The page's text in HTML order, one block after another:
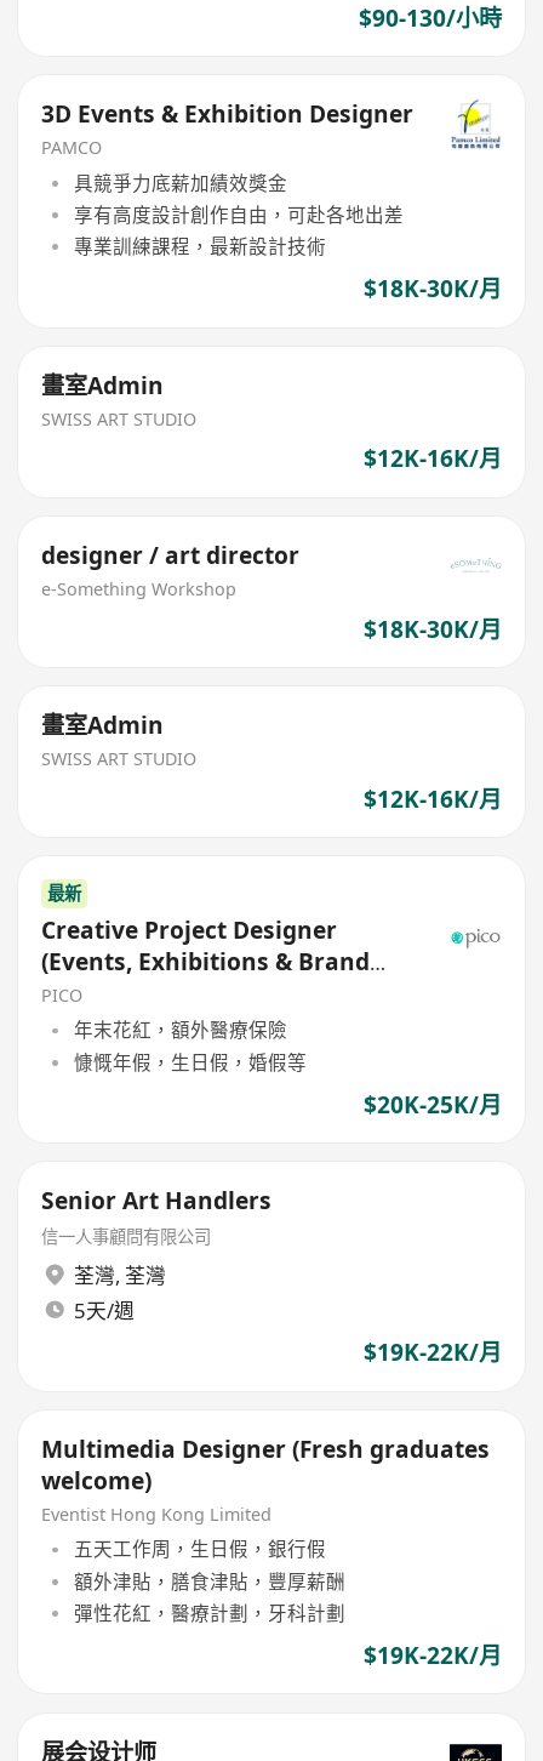
$90-130/小時
3D Events & Exhibition Designer
PAMCO
具競爭力底薪加績效獎金
享有高度設計創作自由，可赴各地出差
專業訓練課程，最新設計技術
$18K-30K/月
畫室Admin
SWISS ART STUDIO
$12K-16K/月
designer / art director
e-Something Workshop
$18K-30K/月
畫室Admin
SWISS ART STUDIO
$12K-16K/月
最新
Creative Project Designer
(Events, Exhibitions & Brand
Experiences)
PICO
年末花紅，額外醫療保險
慷慨年假，生日假，婚假等
$20K-25K/月
Senior Art Handlers
信一人事顧問有限公司
荃灣, 荃灣
5天/週
$19K-22K/月
Multimedia Designer (Fresh graduates
welcome)
Eventist Hong Kong Limited
五天工作周，生日假，銀行假
額外津貼，膳食津貼，豐厚薪酬
彈性花紅，醫療計劃，牙科計劃
$19K-22K/月
展会设计师